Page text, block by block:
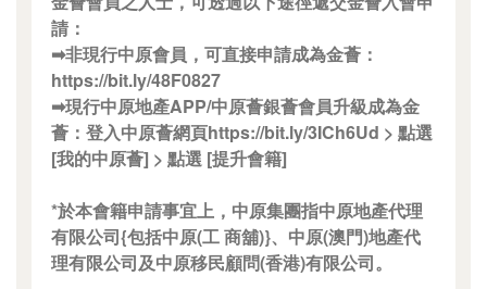
請：
➡非現行中原會員，可直接申請成為金薈：
https://bit.ly/48F0827
➡現行中原地產APP/中原薈銀薈會員升級成為金
薈：登入中原薈網頁https://bit.ly/3ICh6Ud > 點選
[我的中原薈] > 點選 [提升會籍]
*於本會籍申請事宜上，中原集團指中原地產代理
有限公司{包括中原(工 商舖)}、中原(澳門)地產代
理有限公司及中原移民顧問(香港)有限公司。